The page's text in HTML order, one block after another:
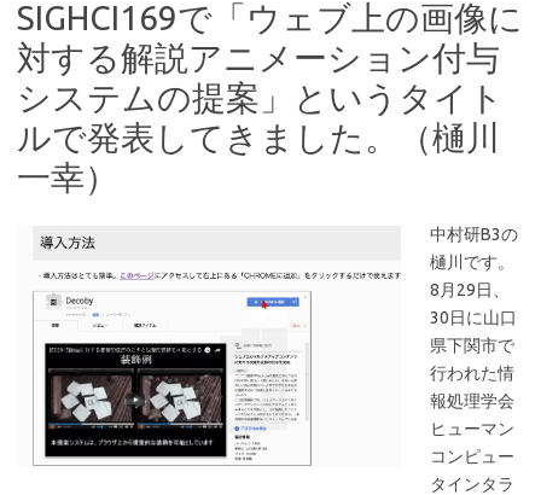
SIGHCI169で「ウェブ上の画像に
対する解説アニメーション付与
システムの提案」というタイト
ルで発表してきました。（樋川
一幸）
中村研B3の
樋川です。
8月29日、
30日に山口
県下関市で
行われた情
報処理学会
ヒューマン
コンピュー
タインタラ